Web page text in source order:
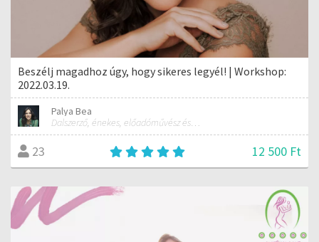
Beszélj magadhoz úgy, hogy sikeres legyél! | Workshop:
2022.03.19.
Palya Bea
Dalszerző, énekes, előadóművész és tréner
23 12 500 Ft